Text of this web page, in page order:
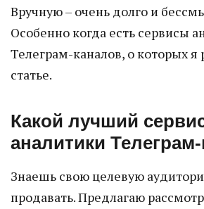
Вручную – очень долго и
Особенно когда есть сервисы
Телеграм-каналов, о которых я
статье.
Какой лучший
аналитики
Знаешь свою целевую
продавать. Предлагаю